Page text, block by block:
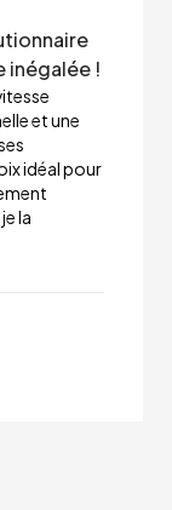
inégalée !
et une
idéal pour
la